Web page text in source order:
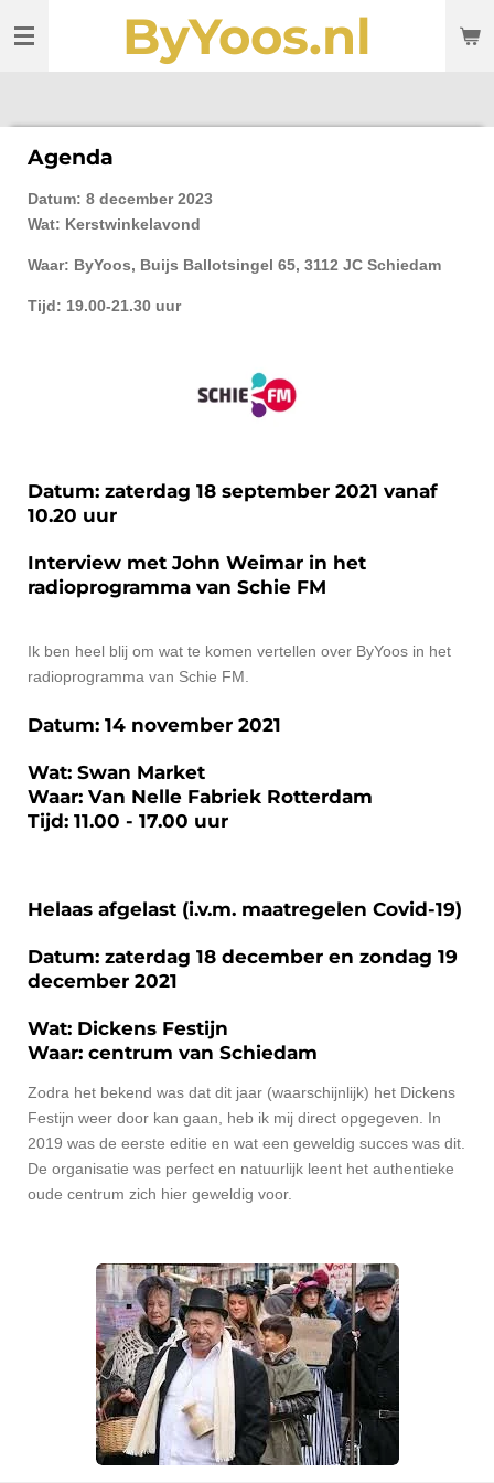
direct
hoofdinhoud
ByYoos.nl
Agenda
Datum: 8 december 2023
Wat: Kerstwinkelavond
Waar: ByYoos, Buijs Ballotsingel 65, 3112 JC Schiedam
Tijd: 19.00-21.30 uur
Datum: zaterdag 18 september 2021 vanaf
10.20 uur
Interview met John Weimar in het
radioprogramma van Schie FM
Ik ben heel blij om wat te komen vertellen over ByYoos in het
radioprogramma van Schie FM.
Datum: 14 november 2021
Wat: Swan Market
Waar: Van Nelle Fabriek Rotterdam
Tijd: 11.00 - 17.00 uur
Helaas afgelast (i.v.m. maatregelen Covid-19)
Datum: zaterdag 18 december en zondag 19
december 2021
Wat: Dickens Festijn
Waar: centrum van Schiedam
Zodra het bekend was dat dit jaar (waarschijnlijk) het Dickens
Festijn weer door kan gaan, heb ik mij direct opgegeven. In
2019 was de eerste editie en wat een geweldig succes was dit.
De organisatie was perfect en natuurlijk leent het authentieke
oude centrum zich hier geweldig voor.